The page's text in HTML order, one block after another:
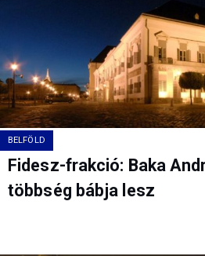
BELFÖLD
Fidesz-frakció: Baka
többség bábja lesz